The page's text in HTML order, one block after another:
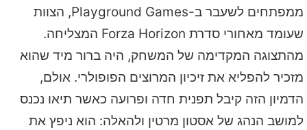
ממפתחים לשעבר ב-Playground Games, הצוות
שעומד מאחורי סדרת Forza Horizon המצליחה.
מהתצוגה המקדימה של המשחק, היה ברור מיד שהוא
מזכיר להפליא את זיכיון המרוצים הפופולרי. אולם,
הדמיון הזה קיבל תפנית חדה ופרועה כאשר תיאו נכנס
למושב הנהג של אסטון מרטין ולהאלה: הוא ניפץ את